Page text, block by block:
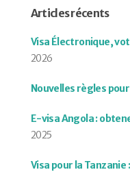
Articles récents
Visa Électronique,
2026
Nouvelles règles
E-visa Angola :
2025
Visa pour la